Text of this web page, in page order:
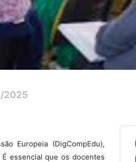
2025
Europeia (DigCompEdu),
essencial que os docentes